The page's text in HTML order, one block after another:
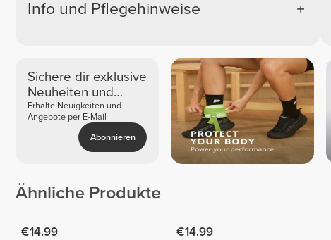
Info und Pflegehinweise
Sichere dir exklusive
Neuheiten und
Angebote
Erhalte Neuigkeiten und
Angebote per E-Mail
Abonnieren
Ähnliche Produkte
€14.99 €14.99